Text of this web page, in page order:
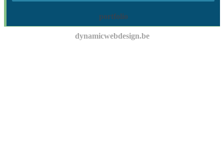
portfolio
dynamicwebdesign.be